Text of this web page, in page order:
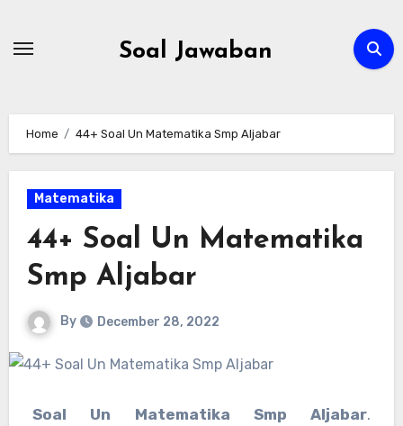
Soal Jawaban
Home 44+ Soal Un Matematika Smp Aljabar
Matematika
44+ Soal Un Matematika
Smp Aljabar
By December 28, 2022
Soal Un Matematika Smp Aljabar.